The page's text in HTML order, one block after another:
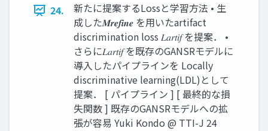
24.
新たに提案するLossと学習方法 • 生
成した𝑴𝒓𝒆𝒇𝒊𝒏𝒆 を用いたartifact
discrimination loss 𝐿𝑎𝑟𝑡𝑖𝑓 を提案． •
さらに𝐿𝑎𝑟𝑡𝑖𝑓 を既存のGANSRモデルに
導入したパイプラインを Locally
discriminative learning(LDL)として
提案． [ パイプライン ] [ 最終的な損
失関数 ] 既存のGANSRモデルへの拡
張が容易 Yuki Kondo @ TTI-J 24